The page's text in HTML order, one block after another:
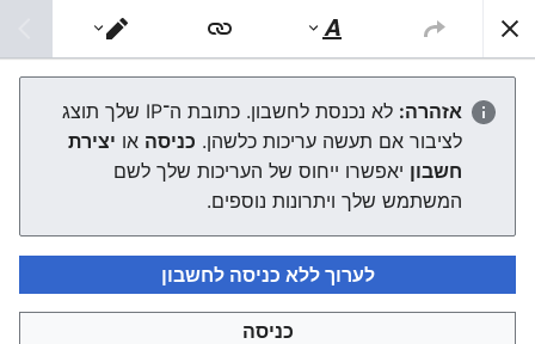
צפונות ויקי
Digital object identifier
העורך ייטען עכשיו. אם ההודעה הזאת עדיין מוצגת לאחר כמה
שניות, אפשרלטעון את הדף מחדש.
סגנוּן
טקסט
מעבר
עורך
אזהרה:
לא נכנסת לחשבון. כתובת ה־IP שלך תוצג
לציבור אם תעשה עריכות כלשהן. כניסה או יצירת
חשבון יאפשרו ייחוס של העריכות שלך לשם
המשתמש שלך ויתרונות נוספים.
לערוך ללא כניסה לחשבון
כניסה